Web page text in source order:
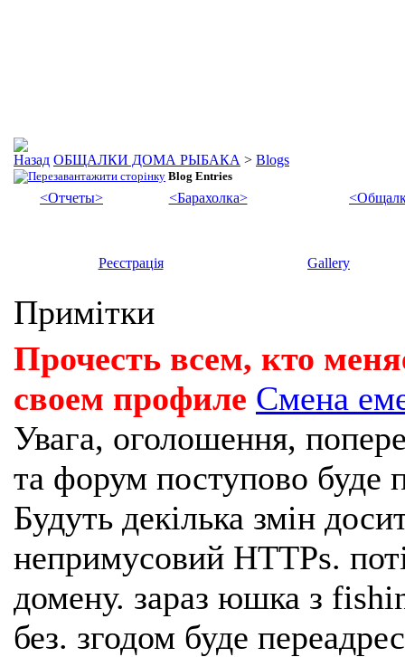
ОБЩАЛКИ ДОМА РЫБАКА > Blogs
Blog Entries
<Отчеты> <Барахолка>
Реєстрація Gallery
Примітки
Прочесть всем, кто
своем профиле Смена
Увага, оголошення,
та форум поступово буде
Будуть декілька змін
непримусовий HTTPs.
домену. зараз юшка з
без. згодом буде